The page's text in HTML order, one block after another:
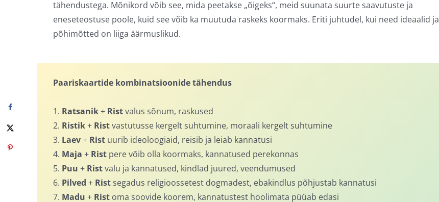
tähendustega. Mõnikord võib see, mida peetakse „õigeks“, meid suunata suurte saavutuste ja
eneseteostuse poole, kuid see võib ka muutuda raskeks koormaks. Eriti juhtudel, kui need ideaalid ja
põhimõtted on liiga äärmuslikud.
Paariskaartide kombinatsioonide tähendus
1. Ratsanik+ Ristvalus sõnum, raskused
2. Ristik+ Ristvastutusse kergelt suhtumine, moraali kergelt suhtumine
3. Laev+ Rist uurib ideoloogiaid, reisib ja leiab kannatusi
4. Maja + Rist pere võib olla koormaks, kannatused perekonnas
5. Puu + Ristvalu ja kannatused, kindlad juured, veendumused
6. Pilved + Rist segadus religioossetest dogmadest, ebakindlus põhjustab kannatusi
7. Madu + Rist oma soovide koorem, kannatustest hoolimata püüab edasi